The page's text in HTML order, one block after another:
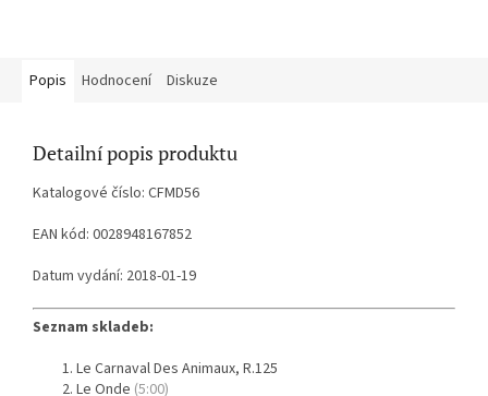
Popis Hodnocení Diskuze
Detailní popis produktu
Katalogové číslo: CFMD56
EAN kód: 0028948167852
Datum vydání: 2018-01-19
Seznam skladeb:
Le Carnaval Des Animaux, R.125
Le Onde (5:00)